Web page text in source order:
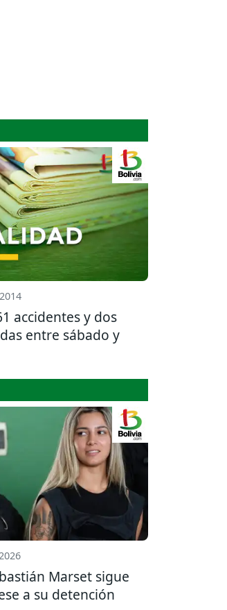
accidentes y dos
entre sábado y
Marset sigue
a su detención